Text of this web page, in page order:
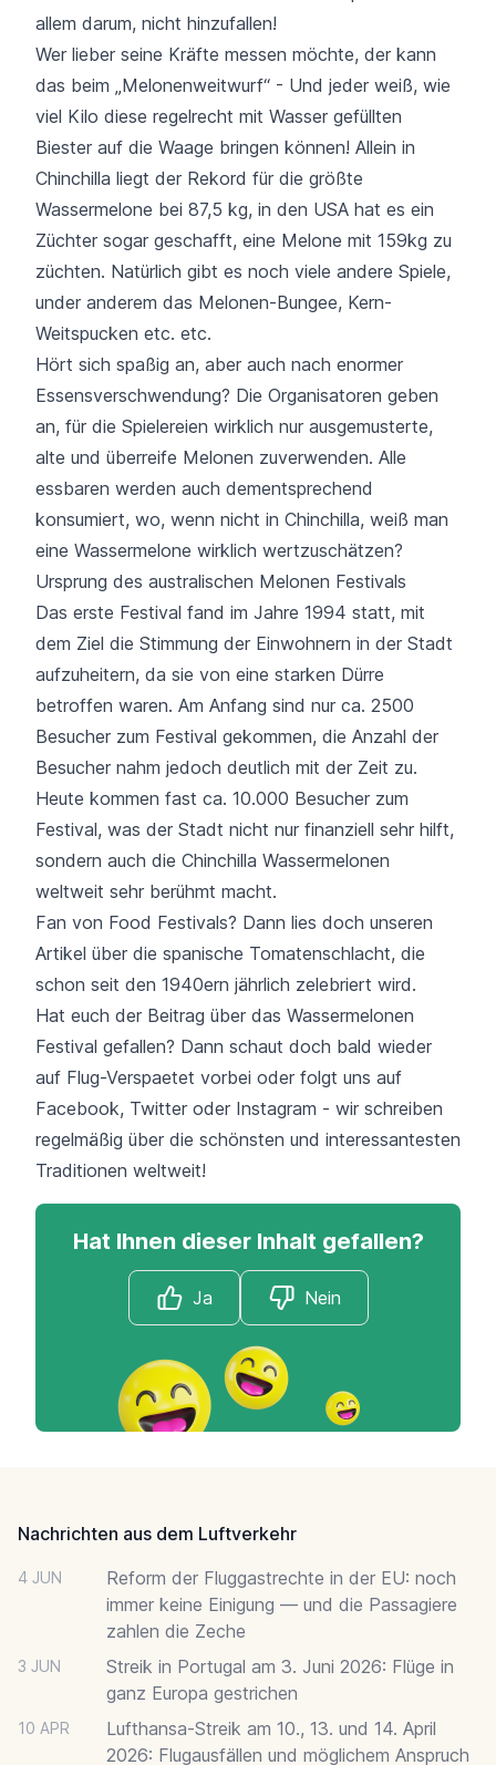
allem darum, nicht hinzufallen!
Wer lieber seine Kräfte messen möchte, der kann
das beim „Melonenweitwurf“ - Und jeder weiß, wie
viel Kilo diese regelrecht mit Wasser gefüllten
Biester auf die Waage bringen können! Allein in
Chinchilla liegt der Rekord für die größte
Wassermelone bei 87,5 kg, in den USA hat es ein
Züchter sogar geschafft, eine Melone mit 159kg zu
züchten. Natürlich gibt es noch viele andere Spiele,
under anderem das Melonen-Bungee, Kern-
Weitspucken etc. etc.
Hört sich spaßig an, aber auch nach enormer
Essensverschwendung? Die Organisatoren geben
an, für die Spielereien wirklich nur ausgemusterte,
alte und überreife Melonen zuverwenden. Alle
essbaren werden auch dementsprechend
konsumiert, wo, wenn nicht in Chinchilla, weiß man
eine Wassermelone wirklich wertzuschätzen?
Ursprung des australischen Melonen Festivals
Das erste Festival fand im Jahre 1994 statt, mit
dem Ziel die Stimmung der Einwohnern in der Stadt
aufzuheitern, da sie von eine starken Dürre
betroffen waren. Am Anfang sind nur ca. 2500
Besucher zum Festival gekommen, die Anzahl der
Besucher nahm jedoch deutlich mit der Zeit zu.
Heute kommen fast ca. 10.000 Besucher zum
Festival, was der Stadt nicht nur finanziell sehr hilft,
sondern auch die Chinchilla Wassermelonen
weltweit sehr berühmt macht.
Fan von Food Festivals? Dann lies doch unseren
Artikel über die spanische Tomatenschlacht, die
schon seit den 1940ern jährlich zelebriert wird.
Hat euch der Beitrag über das Wassermelonen
Festival gefallen? Dann schaut doch bald wieder
auf Flug-Verspaetet vorbei oder folgt uns auf
Facebook, Twitter oder Instagram - wir schreiben
regelmäßig über die schönsten und interessantesten
Traditionen weltweit!
Hat Ihnen dieser Inhalt gefallen?
Ja Nein
Nachrichten aus dem Luftverkehr
4 JUN
Reform der Fluggastrechte in der EU: noch
immer keine Einigung — und die Passagiere
zahlen die Zeche
3 JUN
Streik in Portugal am 3. Juni 2026: Flüge in
ganz Europa gestrichen
10 APR
Lufthansa-Streik am 10., 13. und 14. April
2026: Flugausfällen und möglichem Anspruch